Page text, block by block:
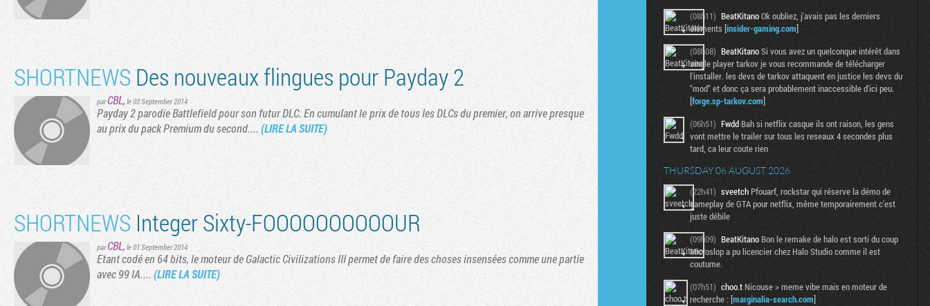
SHORTNEWS Des nouveaux flingues pour Payday 2
parCBL, le 03 September 2014
Payday 2 parodie Battlefield pour son futur DLC. En cumulant le prix de tous les DLCs du premier, on arrive presque
au prix du pack Premium du second....(LIRE LA SUITE)
SHORTNEWS Integer Sixty-FOOOOOOOOOOUR
parCBL, le 01 September 2014
Etant codé en 64 bits, le moteur de Galactic Civilizations III permet de faire des choses insensées comme une partie
avec 99 IA....(LIRE LA SUITE)
(08h11) BeatKitanoOk oubliez, j'avais pas les derniers
éléments [insider-gaming.com]
(08h08) BeatKitanoSi vous avez un quelconque intérêt dans
single player tarkov je vous recommande de télécharger
l'installer. les devs de tarkov attaquent en justice les devs du
"mod" et donc ça sera probablement inaccessible d'ici peu.
[forge.sp-tarkov.com]
(06h51) Fwdd Bah si netflix casque ils ont raison, les gens
vont mettre le trailer sur tous les reseaux 4 secondes plus
tard, ca leur coute rien
THURSDAY 06 AUGUST 2026
(22h41) sveetch Pfouarf, rockstar qui réserve la démo de
gameplay de GTA pour netflix, même temporairement c'est
juste débile
(09h09) BeatKitano Bon le remake de halo est sorti du coup
Microslop a pu licencier chez Halo Studio comme il est
coutume.
(07h51) choo.t Nicouse > meme vibe mais en moteur de
recherche : [marginalia-search.com]